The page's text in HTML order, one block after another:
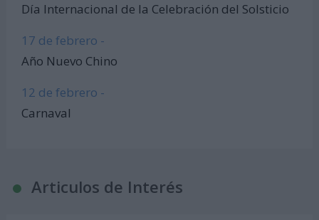
Día Internacional de la Celebración del Solsticio
17 de febrero -
Año Nuevo Chino
12 de febrero -
Carnaval
Articulos de Interés